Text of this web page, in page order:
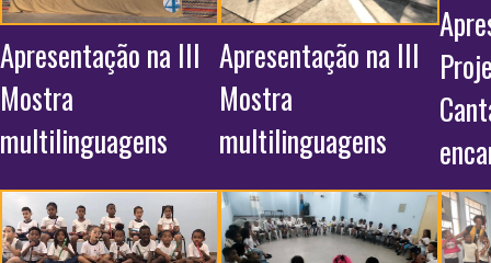
Apresentação na III
Mostra
multilinguagens
Apresentação na III
Mostra
multilinguagens